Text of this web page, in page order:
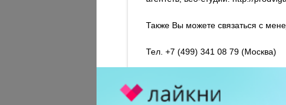
Также Вы можете связаться с
Тел. +7 (499) 341 08 79 (Москва)